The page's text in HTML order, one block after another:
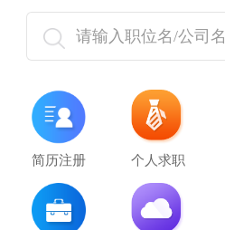
请输入职位名/公司名
简历注册 个人求职